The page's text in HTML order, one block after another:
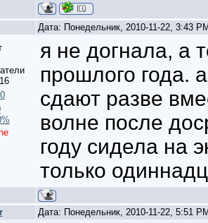
Дата: Понедельник, 2010-11-22, 3:43
16
0
я не догнала, а
прошлого года.
сдают разве
волне после
году сидела на
только
Дата: Понедельник, 2010-11-22, 5:51